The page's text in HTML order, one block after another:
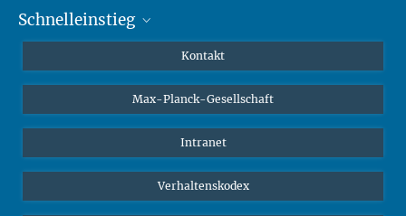
Mastodon
Schnelleinstieg
Schüler*innen
Öffentlichkeit
Alumnae | Alumni
Kontakt
Max-Planck-Gesellschaft
Intranet
Verhaltenskodex